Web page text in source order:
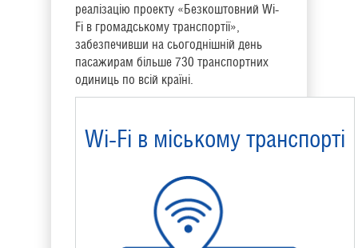
реалізацію проекту «Безкоштовний Wi-
Fi в громадському транспортії»,
забезпечивши на сьогоднішній день
пасажирам більше 730 транспортних
одиниць по всій країні.
Wi-Fi в міському транспорті